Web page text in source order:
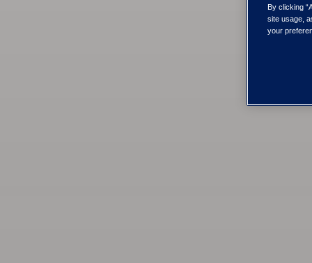
By clicking
site usage,
your